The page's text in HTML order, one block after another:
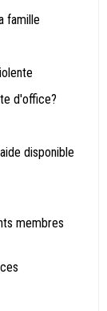
famille
d'office?
disponible
membres